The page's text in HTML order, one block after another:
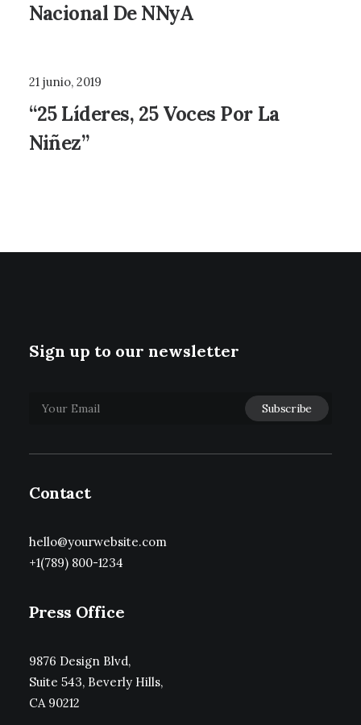
Nacional De NNyA
21 junio, 2019
“25 Líderes, 25 Voces Por La
Niñez”
Sign up to our newsletter
Contact
hello@yourwebsite.com
+1(789) 800-1234
Press Office
9876 Design Blvd,
Suite 543, Beverly Hills,
CA 90212